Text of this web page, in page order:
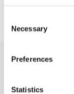
Selection
Necessary
Preferences
Statistics
WKŁAD